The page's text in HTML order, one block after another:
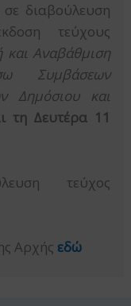
διαβούλευση
τεύχους
και Αναβάθμιση
Συμβάσεων
Δημόσιου και
τη Δευτέρα 11
τεύχος
Αρχής εδώ